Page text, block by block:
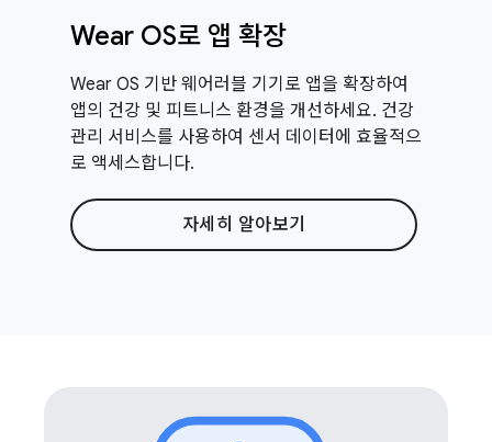
Wear OS로 앱 확장
Wear OS 기반 웨어러블 기기로 앱을 확장하여
앱의 건강 및 피트니스 환경을 개선하세요. 건강
관리 서비스를 사용하여 센서 데이터에 효율적으
로 액세스합니다.
자세히 알아보기